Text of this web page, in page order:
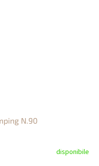
N.90
disponibile